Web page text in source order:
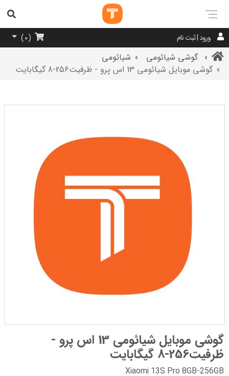
ورود | ثبت نام (
0
)
گوشی شیائومی
شیائومی
گوشی موبایل شیائومی 13 اس پرو - ظرفیت256-8 گیگابایت
گوشی موبایل شیائومی 13 اس پرو -
ظرفیت256-8 گیگابایت
Xiaomi 13S Pro 8GB-256GB